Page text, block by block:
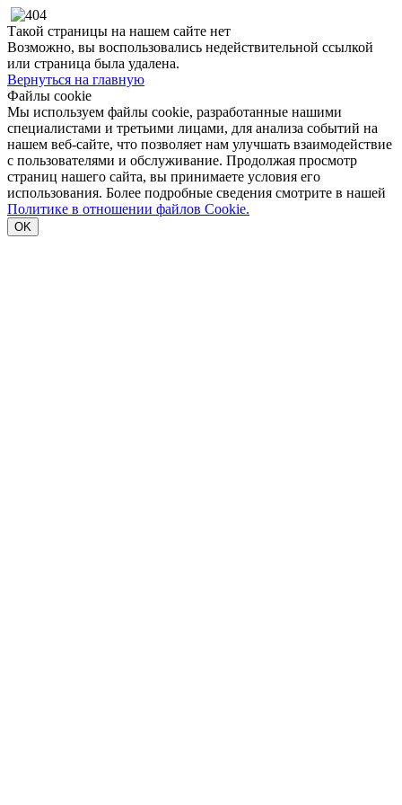
Такой страницы на нашем сайте нет
Возможно, вы воспользовались недействительной ссылкой
или страница была удалена.
Вернуться на главную
Файлы cookie
Мы используем файлы cookie, разработанные нашими
специалистами и третьими лицами, для анализа событий на
нашем веб-сайте, что позволяет нам улучшать взаимодействие
с пользователями и обслуживание. Продолжая просмотр
страниц нашего сайта, вы принимаете условия его
использования. Более подробные сведения смотрите в нашей
Политике в отношении файлов Cookie.
OK